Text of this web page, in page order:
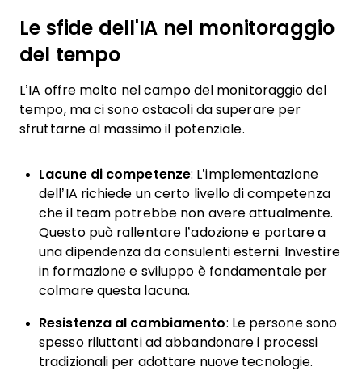
Le sfide dell'IA nel monitoraggio
del tempo
L’IA offre molto nel campo del monitoraggio del
tempo, ma ci sono ostacoli da superare per
sfruttarne al massimo il potenziale.
Lacune di competenze: L’implementazione
dell’IA richiede un certo livello di competenza
che il team potrebbe non avere attualmente.
Questo può rallentare l’adozione e portare a
una dipendenza da consulenti esterni. Investire
in formazione e sviluppo è fondamentale per
colmare questa lacuna.
Resistenza al cambiamento: Le persone sono
spesso riluttanti ad abbandonare i processi
tradizionali per adottare nuove tecnologie.